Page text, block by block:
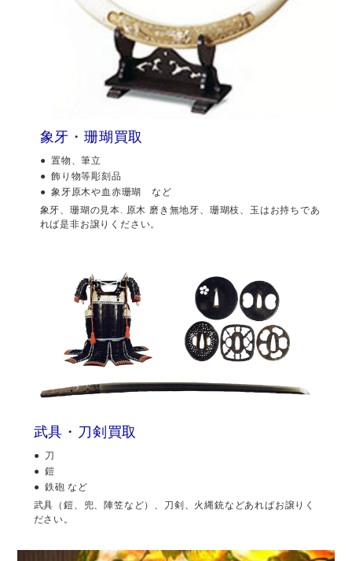
象牙・珊瑚買取
置物、筆立
飾り物等彫刻品
象牙原木や血赤珊瑚 など
象牙、珊瑚の見本. 原木 磨き無地牙、珊瑚枝、玉はお持ちであ
れば是非お譲りください。
武具・刀剣買取
刀
鎧
鉄砲 など
武具（鎧、兜、陣笠など）、刀剣、火縄銃などあればお譲りく
ださい。